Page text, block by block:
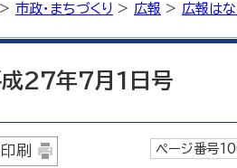
> 市政・まちづくり > 広報 > 広報は
成27年7月1日号
刷 ページ番号